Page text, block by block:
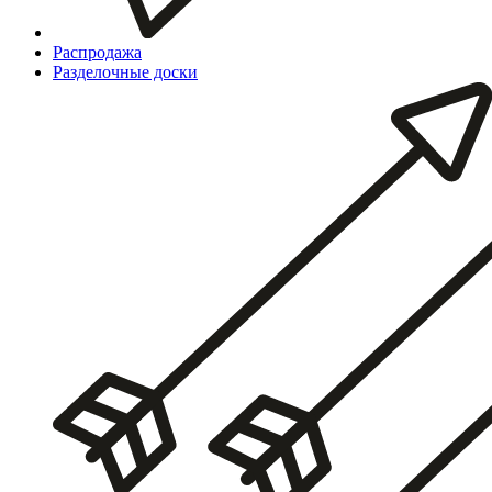
Распродажа
Разделочные доски